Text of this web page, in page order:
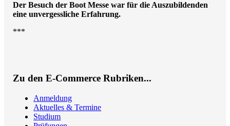
Der Besuch der Boot Messe war für die Auszubildenden
eine unvergessliche Erfahrung.
***
Zu den E-Commerce Rubriken...
Anmeldung
Aktuelles & Termine
Studium